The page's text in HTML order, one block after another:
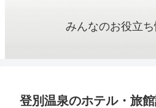
みんなのお役立
登別温泉のホテル・旅